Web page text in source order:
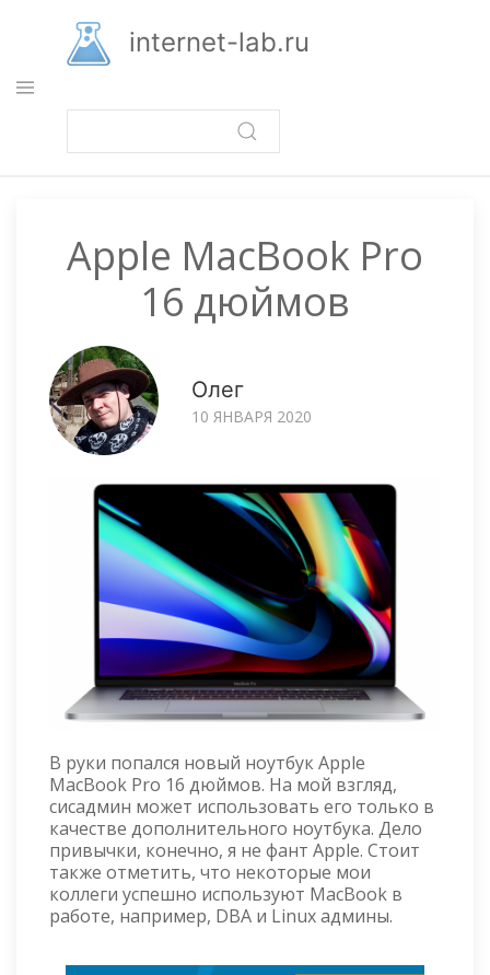
основному
содержанию
internet-lab.ru
Apple MacBook Pro
16 дюймов
Олег
10 ЯНВАРЯ 2020
В руки попался новый ноутбук Apple
MacBook Pro 16 дюймов. На мой взгляд,
сисадмин может использовать его только в
качестве дополнительного ноутбука. Дело
привычки, конечно, я не фант Apple. Стоит
также отметить, что некоторые мои
коллеги успешно используют MacBook в
работе, например, DBA и Linux админы.